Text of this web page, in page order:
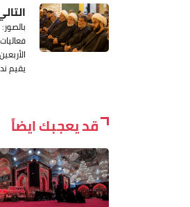
يقيم
قد يعجبك ايضاً